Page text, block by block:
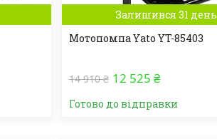
Залишився 31 день
Мотопомпа Yato YT-85403
14 910 ₴ 12 525 ₴
Готово до відправки